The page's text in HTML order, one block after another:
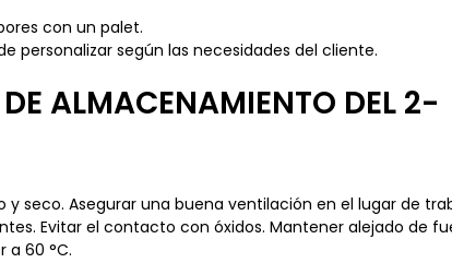
con un palet.
personalizar según las necesidades del cliente.
ALMACENAMIENTO DEL 2-
y seco. Asegurar una buena ventilación en el lugar de
Evitar el contacto con óxidos. Mantener alejado de
a 60 °C.